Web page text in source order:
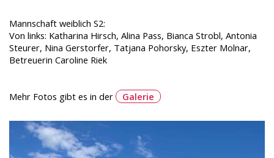
Mannschaft weiblich S2:
Von links: Katharina Hirsch, Alina Pass, Bianca Strobl, Antonia
Steurer, Nina Gerstorfer, Tatjana Pohorsky, Eszter Molnar,
Betreuerin Caroline Riek
Mehr Fotos gibt es in der Galerie